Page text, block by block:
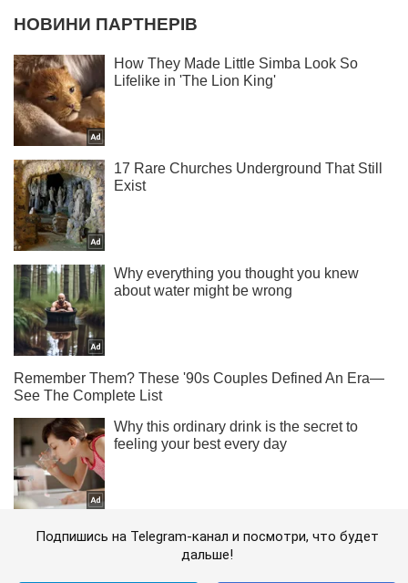
Подпишись на Telegram-канал и посмотри, что будет
дальше!